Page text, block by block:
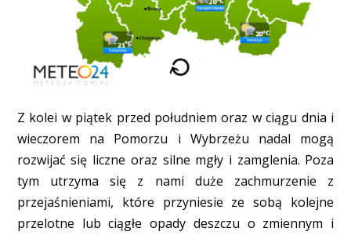
Z kolei w piątek przed południem oraz w ciągu dnia i
wieczorem na Pomorzu i Wybrzeżu nadal mogą
rozwijać się liczne oraz silne mgły i zamglenia. Poza
tym utrzyma się z nami duże zachmurzenie z
przejaśnieniami, które przyniesie ze sobą kolejne
przelotne lub ciągłe opady deszczu o zmiennym i